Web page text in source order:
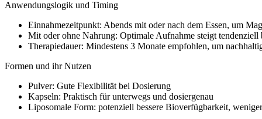
Anwendungslogik und Timing
Einnahmezeitpunkt: Abends mit oder nach dem Essen, um
Mit oder ohne Nahrung: Optimale Aufnahme steigt
Therapiedauer: Mindestens 3 Monate empfohlen, um
Formen und ihr Nutzen
Pulver: Gute Flexibilität bei Dosierung
Kapseln: Praktisch für unterwegs und dosiergenau
Liposomale Form: potenziell bessere Bioverfügbarkeit,